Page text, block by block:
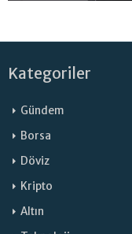
Kategoriler
Gündem
Borsa
Döviz
Kripto
Altın